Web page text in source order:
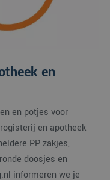
en
en potjes voor
en apotheek
PP zakjes,
doosjes en
informeren we je